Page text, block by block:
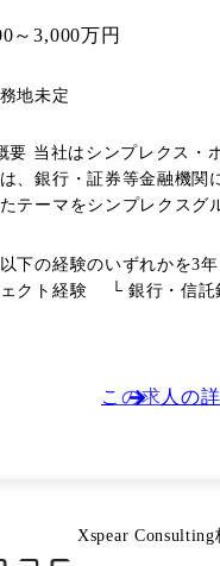
～3,000万円
地未定
要 当社はシンプレクス・
、銀行・証券等金融機関
テーマをシンプレクスグ
ける人材です。 ※ご入社後は、職位・職種に関わらず、シンプレクス・ホールディングス株式会社に在籍し、Xspear Consulting株式会社に出向する形態を想定して
、様々なテーマでクライアントの支援を行なっている総合コンサルティングファームです。クライアントは保険・証券、製造業、
企画・プロダクト企画 ・
高度化 ・AIリスク・AIガ
・業務系コンサルティン
以下の経験のいずれかを3
クト経験 └ 銀行・信託
この求人の
Xspear